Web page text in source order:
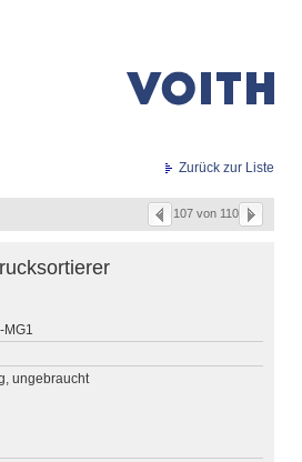
Zurück zur Liste
107 von 110
MG1
ungebraucht